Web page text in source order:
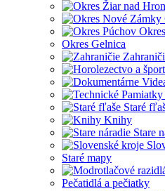
Okres Gelnica
Staré
Knihy
Stare
Staré mapy
Pečatidlá a pečiatky